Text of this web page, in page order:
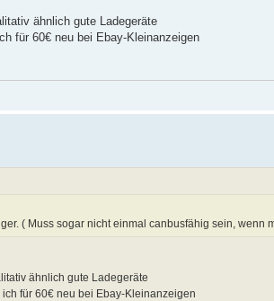
ähnlich gute Ladegeräte
für 60€ neu bei Ebay-Kleinanzeigen
( Muss sogar nicht einmal canbusfähig sein, wenn
ähnlich gute Ladegeräte
für 60€ neu bei Ebay-Kleinanzeigen